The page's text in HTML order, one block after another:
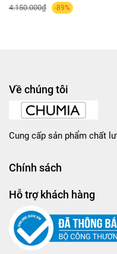
4.150.000₫ -89%
Về chúng tôi
Cung cấp sản phẩm chất
Chính sách
Hỗ trợ khách hàng